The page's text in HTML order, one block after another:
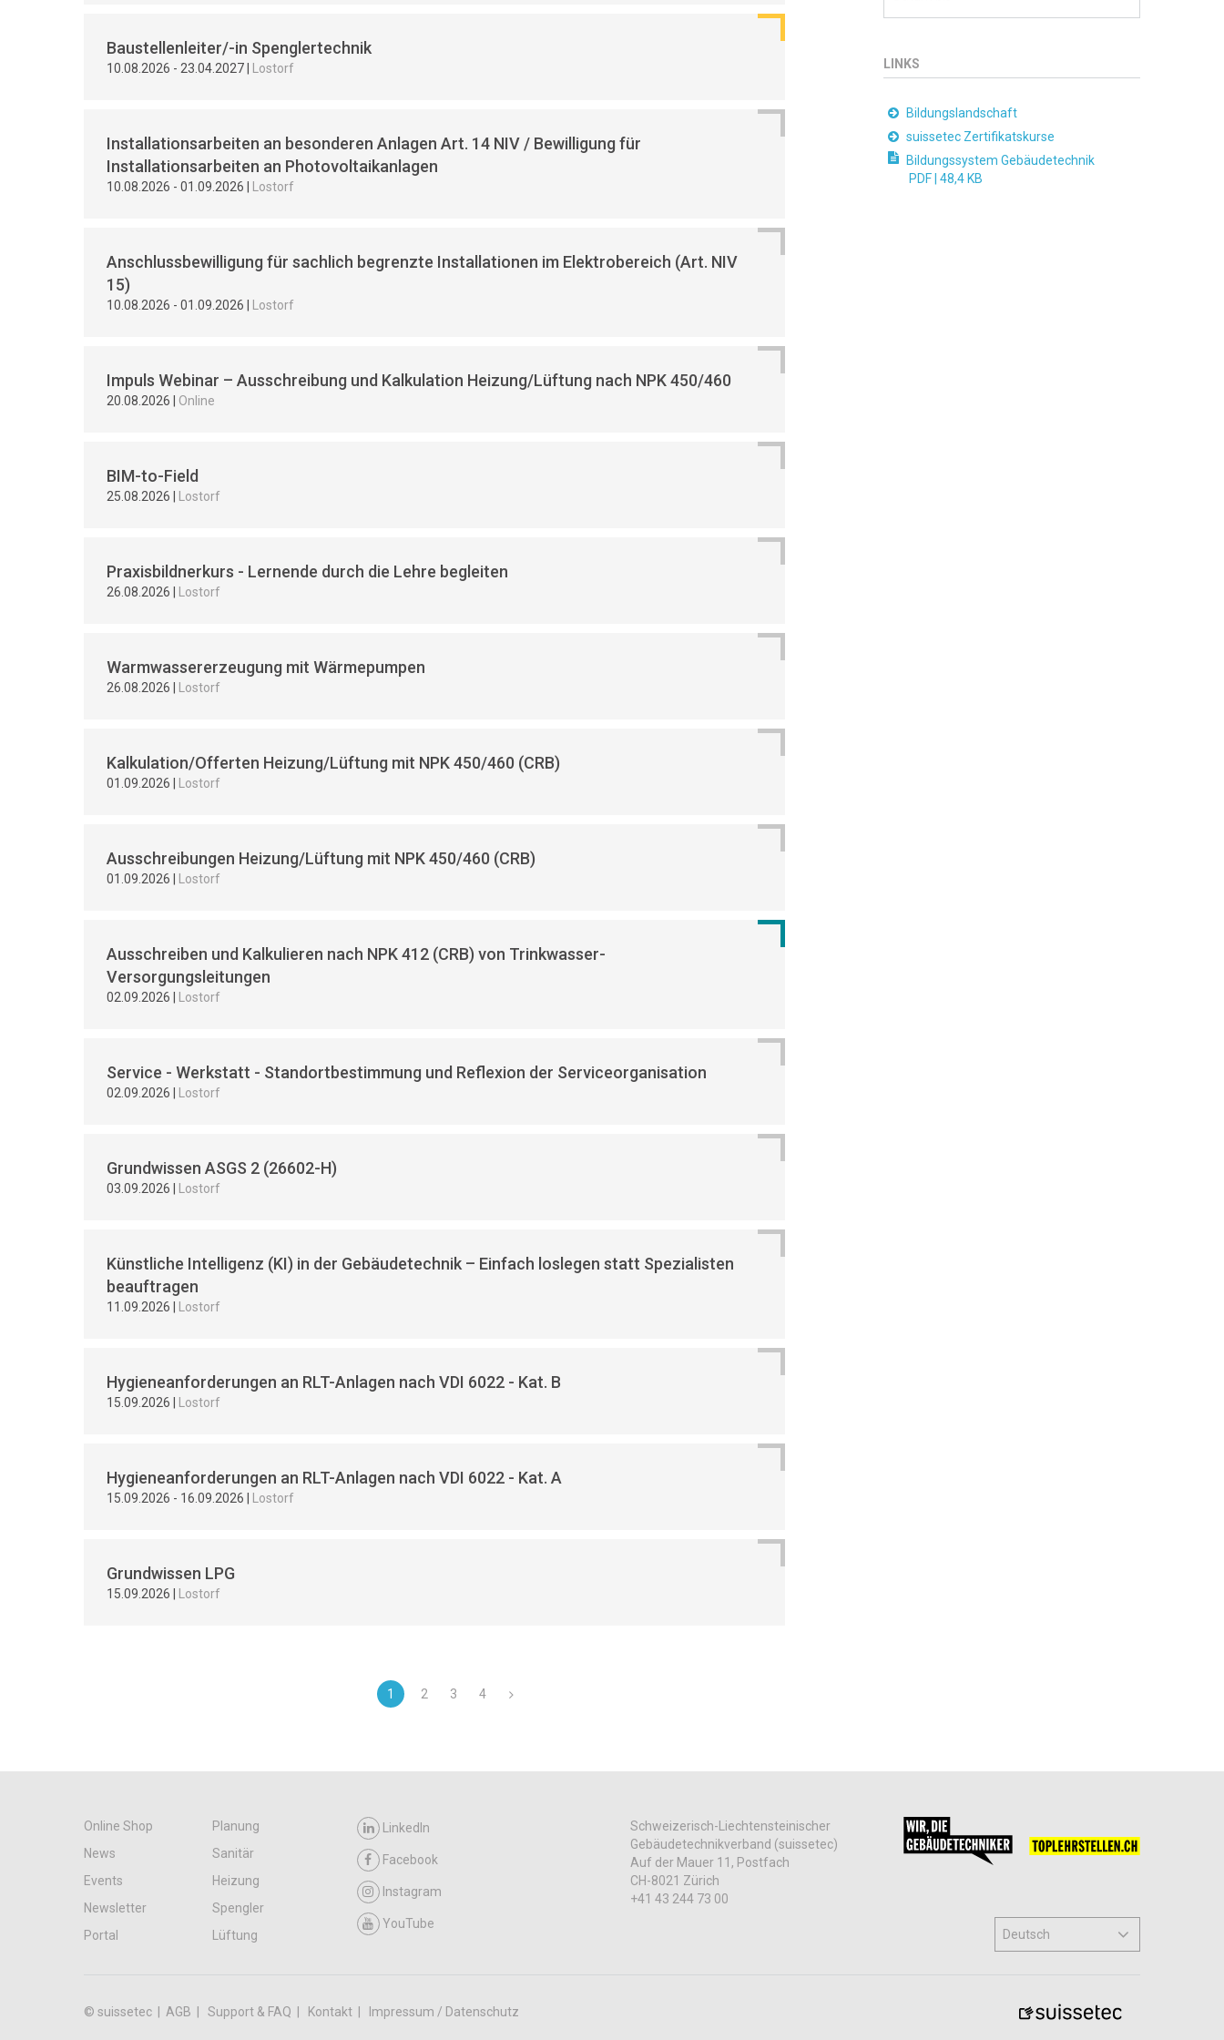
Baustellenleiter/-in Spenglertechnik
10.08.2026 - 23.04.2027 Lostorf
Installationsarbeiten an besonderen Anlagen Art. 14 NIV / Bewilligung für
Installationsarbeiten an Photovoltaikanlagen
10.08.2026 - 01.09.2026 Lostorf
Anschlussbewilligung für sachlich begrenzte Installationen im Elektrobereich (Art. NIV
15)
10.08.2026 - 01.09.2026 Lostorf
Impuls Webinar – Ausschreibung und Kalkulation Heizung/Lüftung nach NPK 450/460
20.08.2026 Online
BIM-to-Field
25.08.2026 Lostorf
Praxisbildnerkurs - Lernende durch die Lehre begleiten
26.08.2026 Lostorf
Warmwassererzeugung mit Wärmepumpen
26.08.2026 Lostorf
Kalkulation/Offerten Heizung/Lüftung mit NPK 450/460 (CRB)
01.09.2026 Lostorf
Ausschreibungen Heizung/Lüftung mit NPK 450/460 (CRB)
01.09.2026 Lostorf
Ausschreiben und Kalkulieren nach NPK 412 (CRB) von Trinkwasser-
Versorgungsleitungen
02.09.2026 Lostorf
Service - Werkstatt - Standortbestimmung und Reflexion der Serviceorganisation
02.09.2026 Lostorf
Grundwissen ASGS 2 (26602-H)
03.09.2026 Lostorf
Künstliche Intelligenz (KI) in der Gebäudetechnik – Einfach loslegen statt Spezialisten
beauftragen
11.09.2026 Lostorf
Hygieneanforderungen an RLT-Anlagen nach VDI 6022 - Kat. B
15.09.2026 Lostorf
Hygieneanforderungen an RLT-Anlagen nach VDI 6022 - Kat. A
15.09.2026 - 16.09.2026 Lostorf
Grundwissen LPG
15.09.2026 Lostorf
1 2 3 4
LINKS
Bildungslandschaft
suissetec Zertifikatskurse
Bildungssystem Gebäudetechnik
PDF | 48,4 KB
Online Shop
Planung
News
Sanitär
Events
Heizung
Newsletter
Spengler
Portal
Lüftung
LinkedIn
Facebook
Instagram
YouTube
Schweizerisch-Liechtensteinischer
Gebäudetechnikverband (suissetec)
Auf der Mauer 11, Postfach
CH-8021 Zürich
+41 43 244 73 00
© suissetec | AGB Support & FAQ Kontakt Impressum / Datenschutz